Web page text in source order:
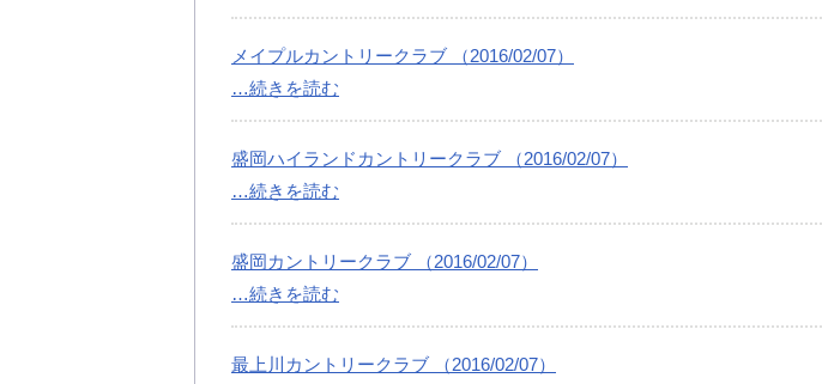
メイプルカントリークラブ （2016/02/07）
…続きを読む
盛岡ハイランドカントリークラブ （2016/02/07）
…続きを読む
盛岡カントリークラブ （2016/02/07）
…続きを読む
最上川カントリークラブ （2016/02/07）